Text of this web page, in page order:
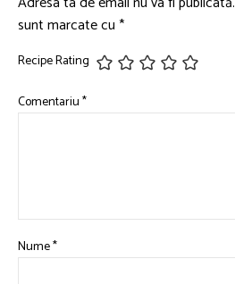
sunt marcate cu*
Recipe Rating
Comentariu*
Nume*